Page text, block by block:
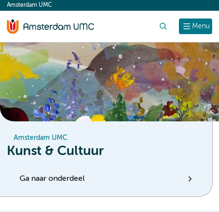
content
Menu
Amsterdam UMC
Amsterdam UMC
Kunst & Cultuur
Ga naar onderdeel